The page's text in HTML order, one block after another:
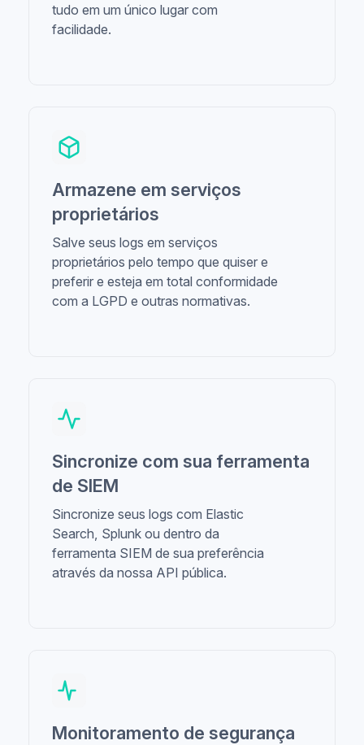
tudo em um único lugar com
facilidade.
Armazene em serviços
proprietários
Salve seus logs em serviços
proprietários pelo tempo que quiser e
preferir e esteja em total conformidade
com a LGPD e outras normativas.
Sincronize com sua ferramenta
de SIEM
Sincronize seus logs com Elastic
Search, Splunk ou dentro da
ferramenta SIEM de sua preferência
através da nossa API pública.
Monitoramento de segurança